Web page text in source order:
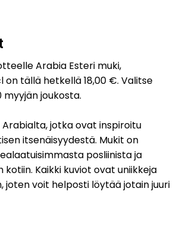
Arabia Esteri muki,
on tällä hetkellä 18,00 €. Valitse
joukosta.
Arabialta, jotka ovat inspiroitu
itsenäisyydestä. Mukit on
posliinista ja
kotiin. Kaikki kuviot ovat uniikkeja
joten voit helposti löytää jotain juuri